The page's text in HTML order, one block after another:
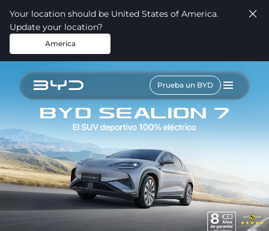
Your location should be United States of America.
Update your location?
America
Prueba un BYD